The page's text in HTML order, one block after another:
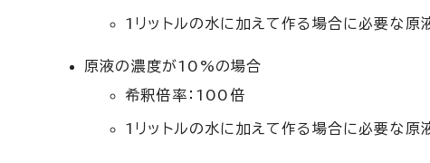
1リットルの水に加えて作る場合に必要な原
原液の濃度が10%の場合
希釈倍率：100倍
1リットルの水に加えて作る場合に必要な原